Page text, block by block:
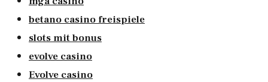
betano casino freispiele
slots mit bonus
evolve casino
Evolve casino